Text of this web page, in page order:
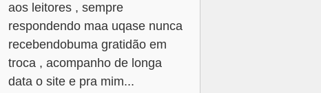
aos leitores , sempre
respondendo maa uqase nunca
recebendobuma gratidão em
troca , acompanho de longa
data o site e pra mim...